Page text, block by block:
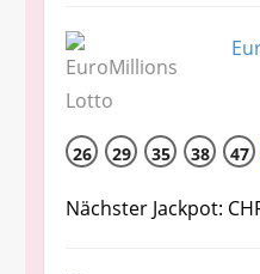
26 29 35 38 47
Nächster Jackpot: